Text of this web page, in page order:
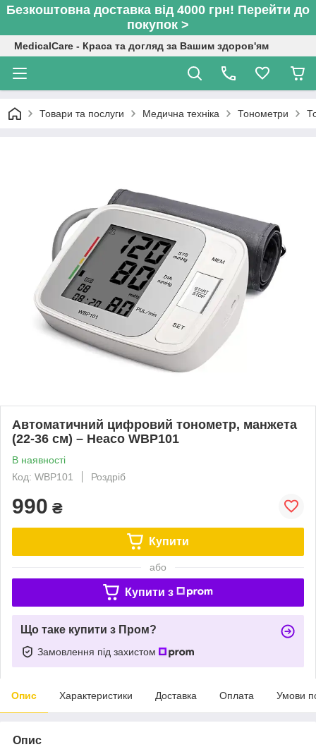
Безкоштовна доставка від 4000 грн! Перейти до
покупок >
MedicalCare - Краса та догляд за Вашим здоров'ям
Товари та послуги Медична техніка Тонометри
Автоматичний цифровий тонометр, манжета
(22-36 см) – Heaco WBP101
В наявності
Код: WBP101
Роздріб
990 ₴
Купити
або
Купити з
Що таке купити з Пром?
Замовлення під захистом
Опис Характеристики Доставка Оплата Умови
Опис